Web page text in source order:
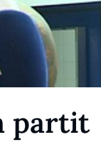
partit